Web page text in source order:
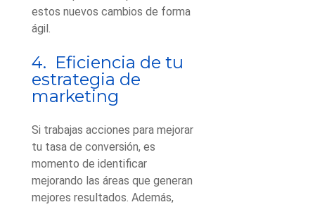
estos nuevos cambios de forma
ágil.
4. Eficiencia de tu
estrategia de
marketing
Si trabajas acciones para mejorar
tu tasa de conversión, es
momento de identificar
mejorando las áreas que generan
mejores resultados. Además,